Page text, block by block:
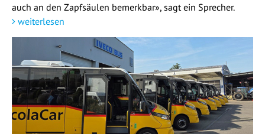
auch an den Zapfsäulen bemerkbar», sagt ein Sprecher.
weiterlesen